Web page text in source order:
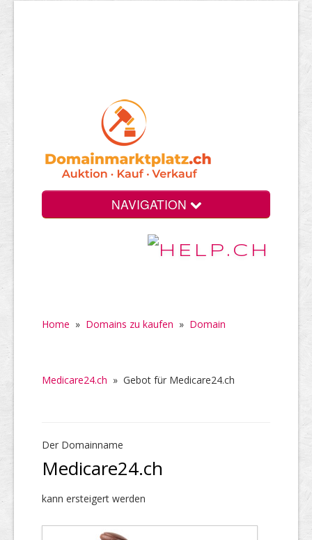
NAVIGATION
Home » Domains zu kaufen » Domain
Medicare24.ch » Gebot für Medicare24.ch
Der Domainname
Medicare24.ch
kann ersteigert werden